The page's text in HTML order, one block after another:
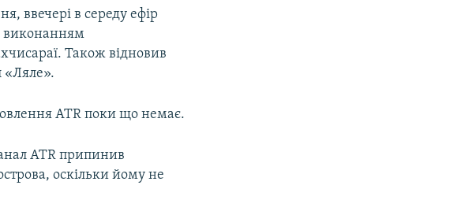
ввечері в середу ефір
виконанням
Також відновив
«Ляле».
АТR поки що немає.
ATR припинив
оскільки йому не